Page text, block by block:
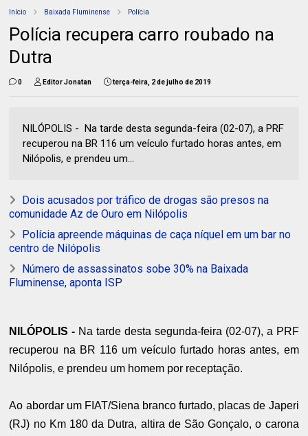
Início Baixada Fluminense Polícia
Polícia recupera carro roubado na
Dutra
0 Editor Jonatan terça-feira, 2 de julho de 2019
NILÓPOLIS - Na tarde desta segunda-feira (02-07), a PRF
recuperou na BR 116 um veículo furtado horas antes, em
Nilópolis, e prendeu um...
Dois acusados por tráfico de drogas são presos na
comunidade Az de Ouro em Nilópolis
Polícia apreende máquinas de caça níquel em um bar no
centro de Nilópolis
Número de assassinatos sobe 30% na Baixada
Fluminense, aponta ISP
NILÓPOLIS - Na tarde desta segunda-feira (02-07), a PRF
recuperou na BR 116 um veículo furtado horas antes, em
Nilópolis, e prendeu um homem por receptação.
Ao abordar um FIAT/Siena branco furtado, placas de Japeri
(RJ) no Km 180 da Dutra, altira de São Gonçalo, o carona